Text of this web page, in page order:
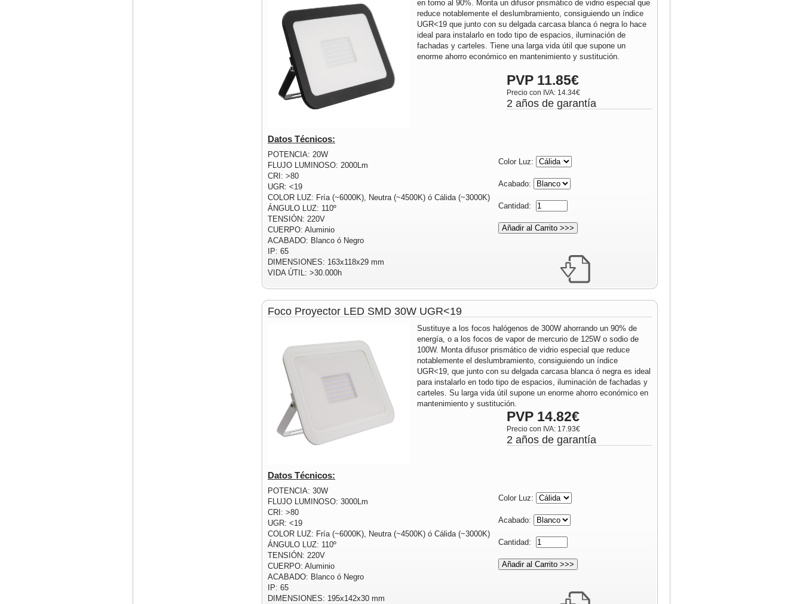
en torno al 90%. Monta un difusor prismático de vidrio especial que
reduce notablemente el deslumbramiento, consiguiendo un índice
UGR<19 que junto con su delgada carcasa blanca ó negra lo hace
ideal para instalarlo en todo tipo de espacios, iluminación de
fachadas y carteles. Tiene una larga vida útil que supone un
enorme ahorro económico en mantenimiento y sustitución.
PVP 11.85€
Precio con IVA: 14.34€
2 años de garantía
Datos Técnicos:
POTENCIA: 20W
FLUJO LUMINOSO: 2000Lm
CRI: >80
UGR: <19
COLOR LUZ: Fría (~6000K), Neutra (~4500K) ó Cálida (~3000K)
ÁNGULO LUZ: 110º
TENSIÓN: 220V
CUERPO: Aluminio
ACABADO: Blanco ó Negro
IP: 65
DIMENSIONES: 163x118x29 mm
VIDA ÚTIL: >30.000h
Color Luz:
Acabado:
Cantidad:
Foco Proyector LED SMD 30W UGR<19
Sustituye a los focos halógenos de 300W ahorrando un 90% de
energía, o a los focos de vapor de mercurio de 125W o sodio de
100W. Monta difusor prismático de vidrio especial que reduce
notablemente el deslumbramiento, consiguiendo un índice
UGR<19, que junto con su delgada carcasa blanca ó negra es ideal
para instalarlo en todo tipo de espacios, iluminación de fachadas y
carteles. Su larga vida útil supone un enorme ahorro económico en
mantenimiento y sustitución.
PVP 14.82€
Precio con IVA: 17.93€
2 años de garantía
Datos Técnicos:
POTENCIA: 30W
FLUJO LUMINOSO: 3000Lm
CRI: >80
UGR: <19
COLOR LUZ: Fría (~6000K), Neutra (~4500K) ó Cálida (~3000K)
ÁNGULO LUZ: 110º
TENSIÓN: 220V
CUERPO: Aluminio
ACABADO: Blanco ó Negro
IP: 65
DIMENSIONES: 195x142x30 mm
Color Luz:
Acabado:
Cantidad: